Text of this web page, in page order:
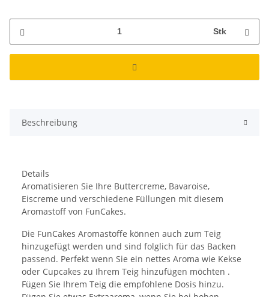
Stk
Beschreibung
Details
Aromatisieren Sie Ihre Buttercreme, Bavaroise,
Eiscreme und verschiedene Füllungen mit diesem
Aromastoff von FunCakes.
Die FunCakes Aromastoffe können auch zum Teig
hinzugefügt werden und sind folglich für das Backen
passend. Perfekt wenn Sie ein nettes Aroma wie Kekse
oder Cupcakes zu Ihrem Teig hinzufügen möchten .
Fügen Sie Ihrem Teig die empfohlene Dosis hinzu.